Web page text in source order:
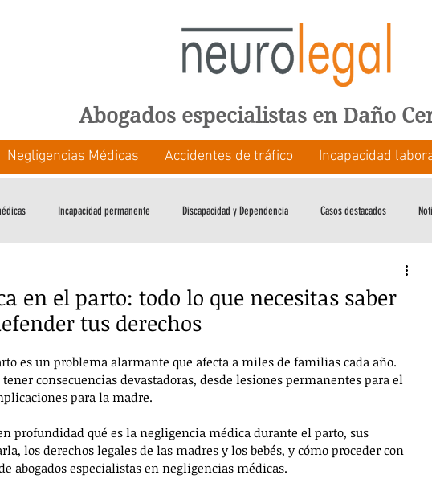
Abogados especialistas en Daño
Negligencias Médicas Accidentes de tráfico Incapacidad
Incapacidad permanente Discapacidad y Dependencia Casos destacados
en el parto: todo lo que necesitas saber
tus derechos
es un problema alarmante que afecta a miles de familias cada año.
consecuencias devastadoras, desde lesiones permanentes para el
para la madre.
profundidad qué es la negligencia médica durante el parto, sus
los derechos legales de las madres y los bebés, y cómo proceder con
abogados especialistas en negligencias médicas.